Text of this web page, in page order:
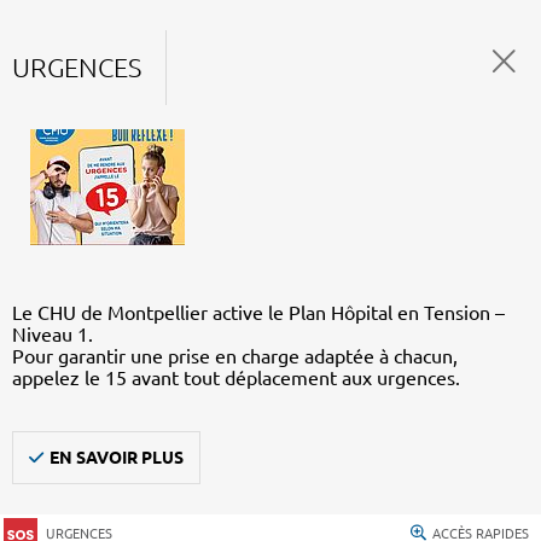
URGENCES
Le CHU de Montpellier active le Plan Hôpital en Tension –
Niveau 1.
Pour garantir une prise en charge adaptée à chacun,
appelez le 15 avant tout déplacement aux urgences.
EN SAVOIR PLUS
URGENCES ACCÈS RAPIDES